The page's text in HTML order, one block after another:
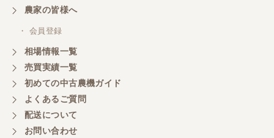
農家の皆様へ
・ 会員登録
相場情報一覧
売買実績一覧
初めての中古農機ガイド
よくあるご質問
配送について
お問い合わせ